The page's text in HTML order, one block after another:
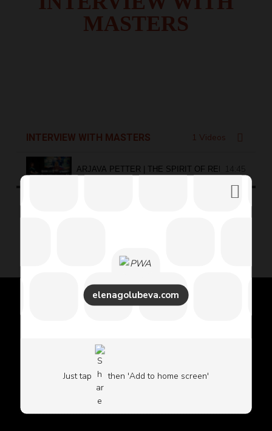
elenagolubeva.com
Бизнес сайт Елены Голубевой
Just tap then 'Add to home screen'
MASTERS
INTERVIEW WITH MASTERS 1 Videos
ARJAVA PETTER | THE SPIRIT OF REIKI 14:45
Энергетическое Лидерство